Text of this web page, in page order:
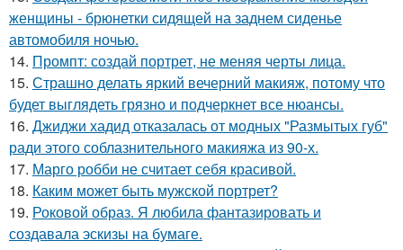
женщины - брюнетки сидящей на заднем сиденье
автомобиля ночью.
14. Промпт: создай портрет, не меняя черты лица.
15. Страшно делать яркий вечерний макияж, потому что
будет выглядеть грязно и подчеркнет все нюансы.
16. Джиджи хадид отказалась от модных "Размытых губ"
ради этого соблазнительного макияжа из 90-х.
17. Марго робби не считает себя красивой.
18. Каким может быть мужской портрет?
19. Роковой образ. Я любила фантазировать и
создавала эскизы на бумаге.